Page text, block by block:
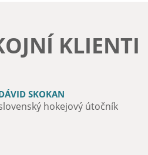
KLIENTI
SKOKAN
hokejový útočník
ZÁTORSKÝ
násobný majster Slovenska v